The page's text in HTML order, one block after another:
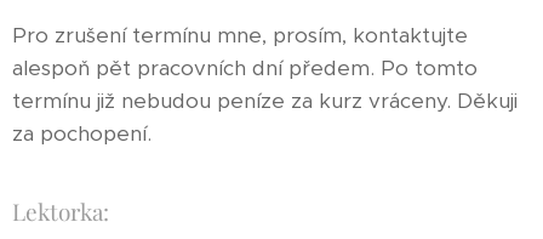
Pro zrušení termínu mne, prosím, kontaktujte
alespoň pět pracovních dní předem. Po tomto
termínu již nebudou peníze za kurz vráceny. Děkuji
za pochopení.
Lektorka: